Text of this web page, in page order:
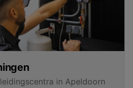
in Apeldoorn